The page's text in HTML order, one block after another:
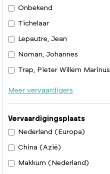
Onbekend
Tichelaar
Lepautre, Jean
Noman, Johannes
Trap, Pieter Willem Marinus
Meer vervaardigers
Vervaardigingsplaats
Nederland (Europa)
China (Azië)
Makkum (Nederland)